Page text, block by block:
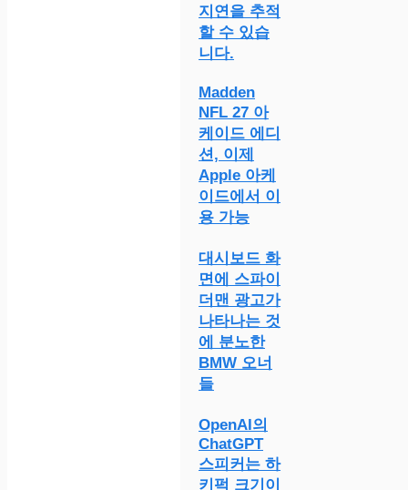
지연을 추적
할 수 있습
니다.
Madden
NFL 27 아
케이드 에디
션, 이제
Apple 아케
이드에서 이
용 가능
대시보드 화
면에 스파이
더맨 광고가
나타나는 것
에 분노한
BMW 오너
들
OpenAI의
ChatGPT
스피커는 하
키퍽 크기이